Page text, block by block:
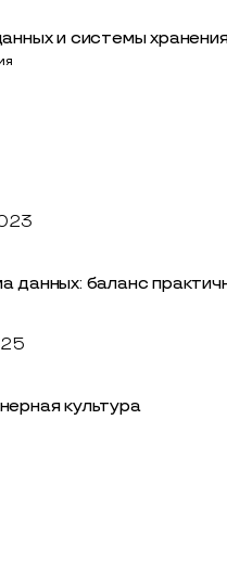
и системы
данных: баланс
культура